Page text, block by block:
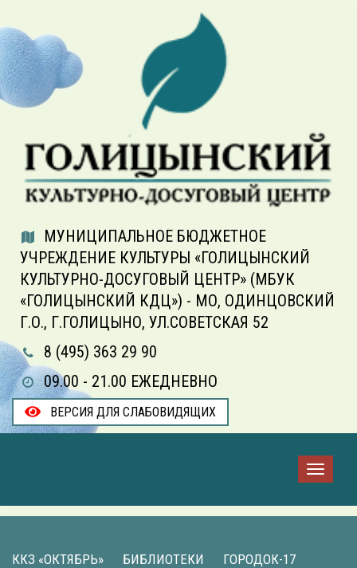
МУНИЦИПАЛЬНОЕ БЮДЖЕТНОЕ
УЧРЕЖДЕНИЕ КУЛЬТУРЫ «ГОЛИЦЫНСКИЙ
КУЛЬТУРНО-ДОСУГОВЫЙ ЦЕНТР» (МБУК
«ГОЛИЦЫНСКИЙ КДЦ») - МО, ОДИНЦОВСКИЙ
Г.О., Г.ГОЛИЦЫНО, УЛ.СОВЕТСКАЯ 52
8 (495) 363 29 90
09.00 - 21.00 ЕЖЕДНЕВНО
ВЕРСИЯ ДЛЯ СЛАБОВИДЯЩИХ
ККЗ «ОКТЯБРЬ» БИБЛИОТЕКИ ГОРОДОК-17